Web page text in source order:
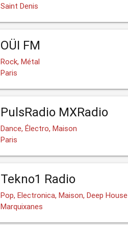
Saint Denis
OÜI FM
Rock, Métal
Paris
PulsRadio MXRadio
Dance, Électro, Maison
Paris
Tekno1 Radio
Pop, Electronica, Maison, Deep House
Marquixanes